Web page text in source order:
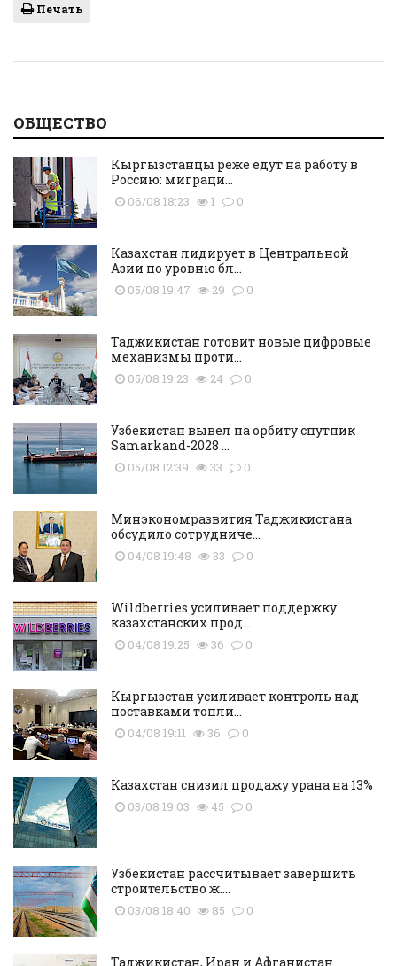
Печать
ОБЩЕСТВО
Кыргызстанцы реже едут на работу в
Россию: миграци...
06/08 18:23 1 0
Казахстан лидирует в Центральной
Азии по уровню бл...
05/08 19:47 29 0
Таджикистан готовит новые цифровые
механизмы проти...
05/08 19:23 24 0
Узбекистан вывел на орбиту спутник
Samarkand-2028 ...
05/08 12:39 33 0
Минэкономразвития Таджикистана
обсудило сотрудниче...
04/08 19:48 33 0
Wildberries усиливает поддержку
казахстанских прод...
04/08 19:25 36 0
Кыргызстан усиливает контроль над
поставками топли...
04/08 19:11 36 0
Казахстан снизил продажу урана на 13%
03/08 19:03 45 0
Узбекистан рассчитывает завершить
строительство ж....
03/08 18:40 85 0
Таджикистан, Иран и Афганистан